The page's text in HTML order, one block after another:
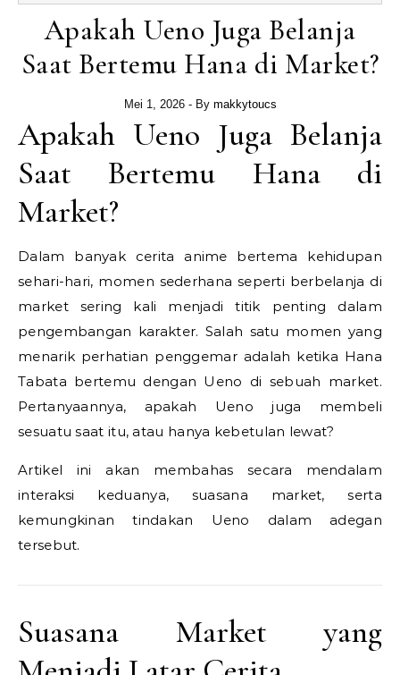
Apakah Ueno Juga Belanja
Saat Bertemu Hana di Market?
Mei 1, 2026 - By makkytoucs
Apakah Ueno Juga Belanja
Saat Bertemu Hana di
Market?
Dalam banyak cerita anime bertema kehidupan
sehari-hari, momen sederhana seperti berbelanja di
market sering kali menjadi titik penting dalam
pengembangan karakter. Salah satu momen yang
menarik perhatian penggemar adalah ketika Hana
Tabata bertemu dengan Ueno di sebuah market.
Pertanyaannya, apakah Ueno juga membeli
sesuatu saat itu, atau hanya kebetulan lewat?
Artikel ini akan membahas secara mendalam
interaksi keduanya, suasana market, serta
kemungkinan tindakan Ueno dalam adegan
tersebut.
Suasana Market yang